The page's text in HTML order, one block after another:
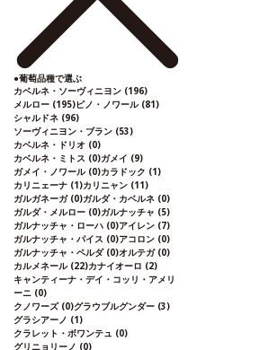
●葡萄品種で選ぶ
カベルネ・ソーヴィニヨン (196)
メルロー (195)ピノ・ノワール (81)
シャルドネ (96)
ソーヴィニヨン・ブラン (53)
カベルネ・ドリオ (0)
カベルネ・ミトス (0)ガメイ (9)
ガメイ・ノワール (0)カラドック (1)
カリニェーナ (1)カリニャン (11)
ガルガネーガ (0)ガルダ・カベルネ (0)
ガルダ・メルロー (0)ガルナッチャ (5)
ガルナッチャ・ローハ (0)アイレン (7)
ガルナッチャ・パイス (0)アコロン (0)
ガルナッチャ・ペルダ (0)オルテガ (0)
カルメネール (22)カナイオーロ (2)
キャンティーナ・デイ・コッリ・アメリ
ーニ (0)
クノワーズ (0)グラウブルグンダー (3)
グラシアーノ (1)
クラレット・ボワンテュ (0)
グリニョリーノ (0)